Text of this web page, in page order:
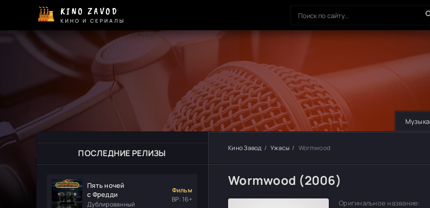
KINO ZAVOD
КИНО И СЕРИАЛЫ
Музыка
ПОСЛЕДНИЕ РЕЛИЗЫ
Пять ночей
с Фредди
Дублированный
Фильм
ВР: 16+
Кино Завод Ужасы Wormwood
Wormwood (2006)
Оригинальное название: